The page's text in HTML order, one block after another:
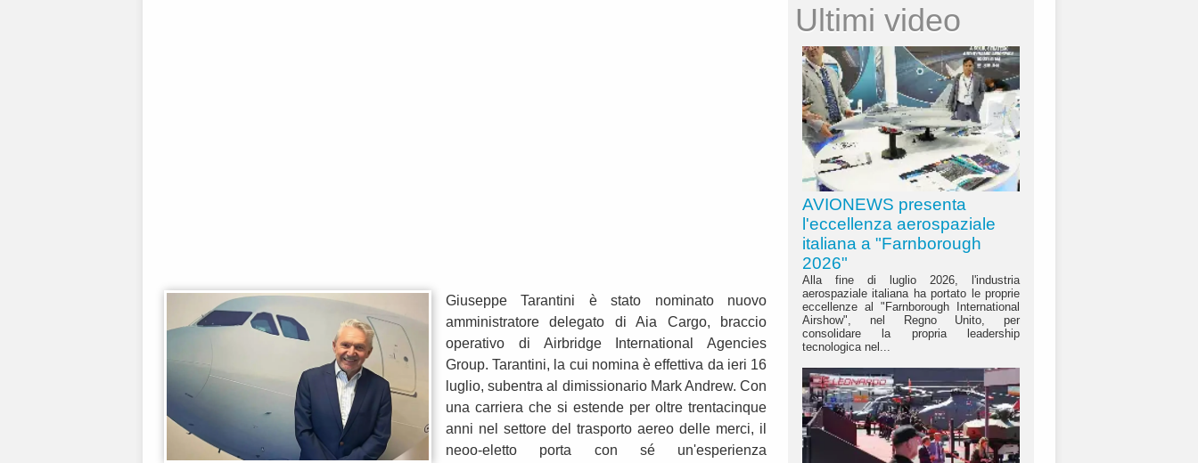
Giuseppe Tarantini è stato nominato nuovo
amministratore delegato di Aia Cargo, braccio
operativo di Airbridge International Agencies
Group. Tarantini, la cui nomina è effettiva da ieri 16
luglio, subentra al dimissionario Mark Andrew. Con
una carriera che si estende per oltre trentacinque
anni nel settore del trasporto aereo delle merci, il
neoo-eletto porta con sé un'esperienza
Ultimi video
AVIONEWS presenta
l'eccellenza aerospaziale
italiana a "Farnborough
2026"
Alla fine di luglio 2026, l'industria
aerospaziale italiana ha portato le proprie
eccellenze al "Farnborough International
Airshow", nel Regno Unito, per
consolidare la propria leadership
tecnologica nel...